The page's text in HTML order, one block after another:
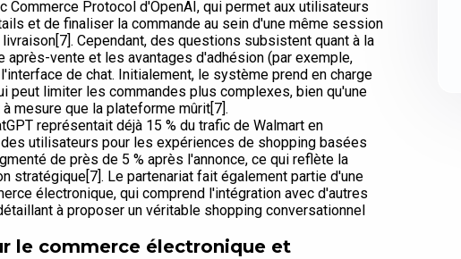
Protocol d'OpenAI, qui permet aux utilisateurs
et de finaliser la commande au sein d'une même session
Cependant, des questions subsistent quant à la
vente et les avantages d'adhésion (par exemple,
de chat. Initialement, le système prend en charge
peut limiter les commandes plus complexes, bien qu'une
mesure que la plateforme mûrit[7].
représentait déjà 15 % du trafic de Walmart en
utilisateurs pour les expériences de shopping basées
de près de 5 % après l'annonce, ce qui reflète la
stratégique[7]. Le partenariat fait également partie d'une
électronique, qui comprend l'intégration avec d'autres
à proposer un véritable shopping conversationnel
le commerce électronique et